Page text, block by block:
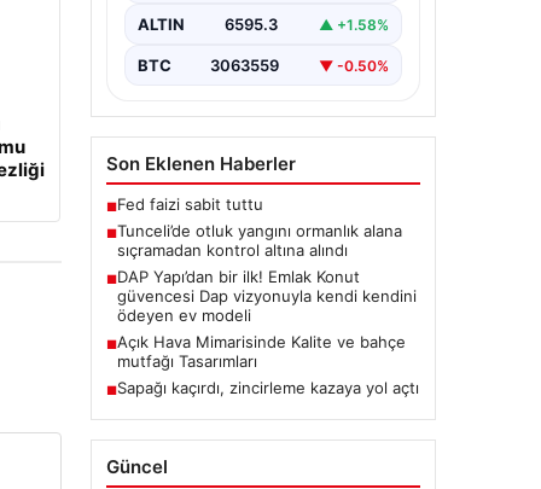
belirlenemeyen bir nedenle…
ALTIN 6595.3 ▲ +1.58%
BTC 3063559 ▼ -0.50%
Son Eklenen Haberler
■Fed faizi sabit tuttu
■Tunceli’de otluk yangını ormanlık alana
sıçramadan kontrol altına alındı
■DAP Yapı’dan bir ilk! Emlak Konut
güvencesi Dap vizyonuyla kendi kendini
ödeyen ev modeli
■Açık Hava Mimarisinde Kalite ve bahçe
mutfağı Tasarımları
■Sapağı kaçırdı, zincirleme kazaya yol açtı
Güncel